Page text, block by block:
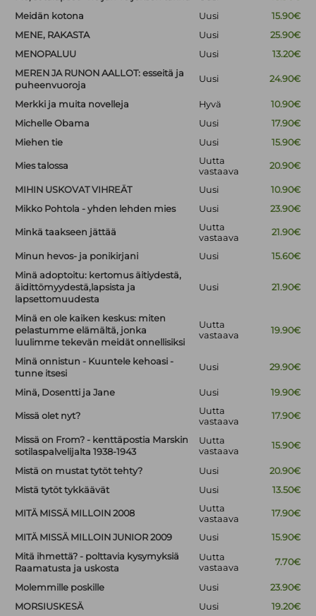
Meidän kotona
Uusi
15.90€
MENE, RAKASTA
Uusi
25.90€
MENOPALUU
Uusi
13.20€
MEREN JA RUNON AALLOT: esseitä ja
puheenvuoroja
Uusi 24.90€
Merkki ja muita novelleja Hyvä
10.90€
Michelle Obama
Uusi
17.90€
Miehen tie
Uusi 15.90€
Mies talossa
Uutta
vastaava
20.90€
MIHIN USKOVAT VIHREÄT Uusi
10.90€
Mikko Pohtola - yhden lehden mies
Uusi 23.90€
Minkä taakseen jättää
Uutta
vastaava
21.90€
Minun hevos- ja ponikirjani Uusi
15.60€
Minä adoptoitu: kertomus äitiydestä,
äidittömyydestä,lapsista ja
lapsettomuudesta
Uusi 21.90€
Minä en ole kaiken keskus: miten
pelastumme elämältä, jonka
luulimme tekevän meidät onnellisiksi
Uutta
vastaava
19.90€
Minä onnistun - Kuuntele kehoasi -
tunne itsesi
Uusi 29.90€
Minä, Dosentti ja Jane Uusi 19.90€
Missä olet nyt?
Uutta
vastaava
17.90€
Missä on From? - kenttäpostia Marskin
sotilaspalvelijalta 1938-1943
Uutta
vastaava
15.90€
Mistä on mustat tytöt tehty? Uusi
20.90€
Mistä tytöt tykkäävät
Uusi 13.50€
MITÄ MISSÄ MILLOIN 2008
Uutta
vastaava
17.90€
MITÄ MISSÄ MILLOIN JUNIOR 2009 Uusi
15.90€
Mitä ihmettä? - polttavia kysymyksiä
Raamatusta ja uskosta
Uutta
vastaava
7.70€
Molemmille poskille Uusi
23.90€
MORSIUSKESÄ
Uusi
19.20€